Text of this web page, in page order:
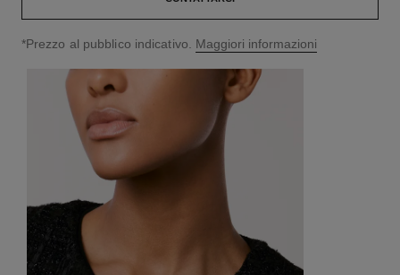
↩
*Prezzo al pubblico indicativo. Maggiori informazioni